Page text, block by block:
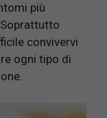
più
convivervi
ogni tipo di